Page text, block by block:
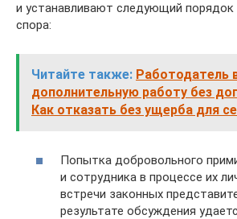
и устанавливают следующий порядок
спора:
Читайте также: Работодатель
дополнительную работу без
Как отказать без ущерба для
Попытка добровольного
и сотрудника в процессе их
встречи законных
результате обсуждения